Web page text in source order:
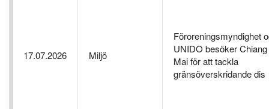
17.07.2026 Miljö
Föroreningsmyndighet
UNIDO besöker Chiang
Mai för att tackla
gränsöverskridande dis